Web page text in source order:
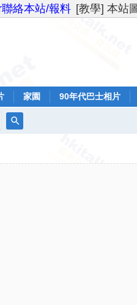
絡本站/報料 [教學] 本站
家園 90年代巴士相片